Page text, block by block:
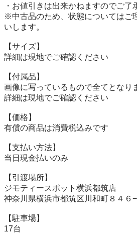
・お値引きは出来かねますのでご了
※中古品のため、状態についてはご
いします。
【サイズ】
詳細は現地でご確認ください
【付属品】
画像に写っているもので全てとなり
詳細は現地でご確認ください
【価格】
有償の商品は消費税込みです
【⽀払い⽅法】
当⽇現⾦払いのみ
【引渡場所】
ジモティースポット横浜都筑店
神奈川県横浜市都筑区川和町８４６−
【駐⾞場】
17台